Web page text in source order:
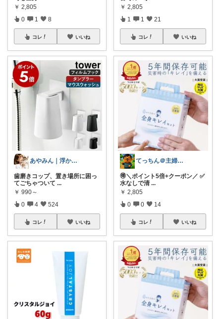
￥ 2,805
0 1 8
コレ いいね
あやみん｜浮かせる収納と快適生活
歯磨きコップ、置き場所に困っ
てごちゃついて ...
￥ 990～
0 4 524
コレ いいね
￥ 2,805
1 1 21
コレ いいね
てっちん＠主婦ラクグッズ中心✨
🉐＼ポイント5倍+クーポン／ ✅
水なしで清 ...
￥ 2,805
0 0 14
コレ いいね